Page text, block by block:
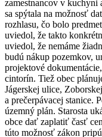
zamestnancov v kuchyni
sa spýtala na možnosť
rozhlasu, čo bolo
uviedol, že takto
uviedol, že nemáme
budú nákup pozemkov,
projektové
cintorín. Tiež obec
Jágerskej ulice,
a prečerpávacej stanice.
územný plán. Starosta
obce dať zaplatiť časť
túto možnosť zákon